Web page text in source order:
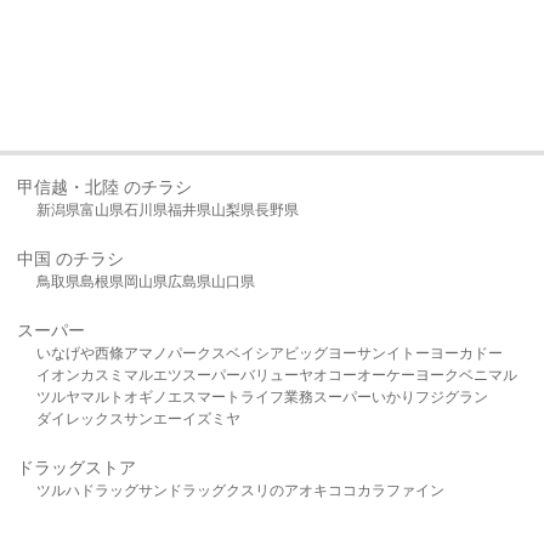
甲信越・北陸 のチラシ
新潟県富山県石川県福井県山梨県長野県
中国 のチラシ
鳥取県島根県岡山県広島県山口県
スーパー
いなげや西條アマノパークスベイシア ビッグヨーサンイトーヨーカドー
イオンカスミ マルエツスーパーバリューヤオコーオーケー ヨークベニマル
ツルヤマルト オギノ エスマート ライフ業務スーパーいかり フジグラン
ダイレックスサンエーイズミヤ
ドラッグストア
ツルハドラッグサンドラッグクスリのアオキ ココカラファイン